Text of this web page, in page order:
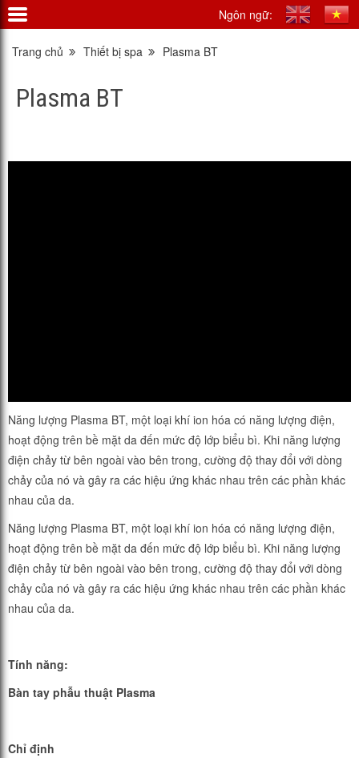
Ngôn ngữ:
Trang chủ Thiết bị spa Plasma BT
Plasma BT
Năng lượng Plasma BT, một loại khí ion hóa có năng lượng điện,
hoạt động trên bề mặt da đến mức độ lớp biểu bì. Khi năng lượng
điện chảy từ bên ngoài vào bên trong, cường độ thay đổi với dòng
chảy của nó và gây ra các hiệu ứng khác nhau trên các phần khác
nhau của da.
Năng lượng Plasma BT, một loại khí ion hóa có năng lượng điện,
hoạt động trên bề mặt da đến mức độ lớp biểu bì. Khi năng lượng
điện chảy từ bên ngoài vào bên trong, cường độ thay đổi với dòng
chảy của nó và gây ra các hiệu ứng khác nhau trên các phần khác
nhau của da.
Tính năng:
Bàn tay phẫu thuật Plasma
Chỉ định